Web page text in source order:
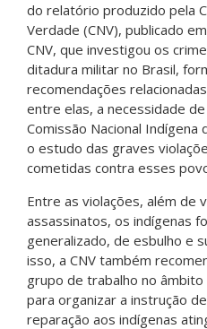
do relatório produzido pela
Verdade (CNV), publicado
CNV, que investigou os
ditadura militar no Brasil,
recomendações
entre elas, a necessidade
Comissão Nacional Indígena
o estudo das graves
cometidas contra esses
Entre as violações, além de
assassinatos, os indígenas
generalizado, de esbulho e
isso, a CNV também
grupo de trabalho no âmbito
para organizar a instrução
reparação aos indígenas